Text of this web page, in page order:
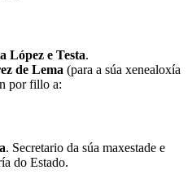
López e Testa.
de Lema (para a súa xenealoxía
por fillo a:
. Secretario da súa maxestade e
do Estado.